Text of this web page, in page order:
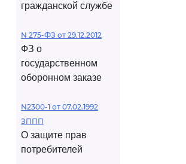
гражданской службе
N 275-ФЗ от 29.12.2012
ФЗ о
государственном
оборонном заказе
N2300-1 от 07.02.1992
ЗППП
О защите прав
потребителей